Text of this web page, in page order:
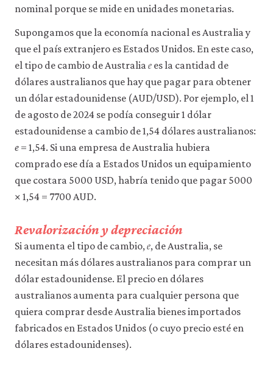
uso
nuestro
sitio
web.
Estas
cookies
analíticas
solo
se
instalarán
si
las
No
vendemos
cedemos
personales
ni
de
uso
terceros
ni
empleamos
con
ningún
nominal porque se mide en unidades monetarias.
Supongamos que la economía nacional es Australia y
que el país extranjero es Estados Unidos. En este caso,
el tipo de cambio de Australia 𝑒es la cantidad de
dólares australianos que hay que pagar para obtener
un dólar estadounidense (AUD/USD). Por ejemplo, el 1
de agosto de 2024 se podía conseguir 1 dólar
estadounidense a cambio de 1,54 dólares australianos:
e = 1,54. Si una empresa de Australia hubiera
comprado ese día a Estados Unidos un equipamiento
que costara 5000 USD, habría tenido que pagar 5000
× 1,54 = 7700 AUD.
Revalorización y depreciación
Si aumenta el tipo de cambio, 𝑒, de Australia, se
necesitan más dólares australianos para comprar un
dólar estadounidense. El precio en dólares
australianos aumenta para cualquier persona que
quiera comprar desde Australia bienes importados
fabricados en Estados Unidos (o cuyo precio esté en
dólares estadounidenses).